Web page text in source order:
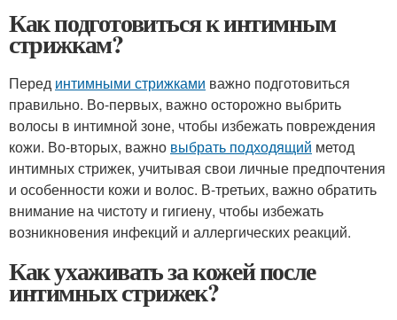
Как подготовиться к интимным
стрижкам?
Перед интимными стрижками важно подготовиться
правильно. Во-первых, важно осторожно выбрить
волосы в интимной зоне, чтобы избежать повреждения
кожи. Во-вторых, важно выбрать подходящий метод
интимных стрижек, учитывая свои личные предпочтения
и особенности кожи и волос. В-третьих, важно обратить
внимание на чистоту и гигиену, чтобы избежать
возникновения инфекций и аллергических реакций.
Как ухаживать за кожей после
интимных стрижек?